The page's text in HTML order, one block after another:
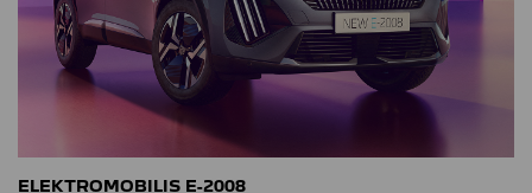
ELEKTROMOBILIS E-2008